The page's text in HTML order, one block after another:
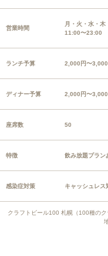
営業時間
月・火・水・木
11:00〜23:00
ランチ予算 2,000円〜3,000
ディナー予算 2,000円〜3,000
座席数 50
特徴 飲み放題プラン
感染症対策 キャッシュレス
クラフトビール100 札幌（100種の